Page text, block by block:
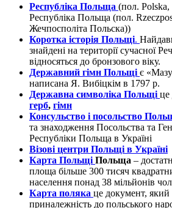
Республіка Польща (пол. Polska,
Республіка Польща (пол.
Жечпосполіта Польска))
Коротка історія Польщі.
знайдені на території сучасної
відносяться до бронзового віку.
Державний гімн Польщі є
написана Я. Вибіцкім в 1797 р.
Державна символіка Польщі це
герб, гімн
Консульство і посольство
та знаходження Посольства та
Республіки Польща в Україні
Візові центри Польщі в Україні
Карта Польщі Польща –
площа більше 300 тисяч
населення понад 38 мільйонів
Карта поляка це документ, який
приналежність до польського